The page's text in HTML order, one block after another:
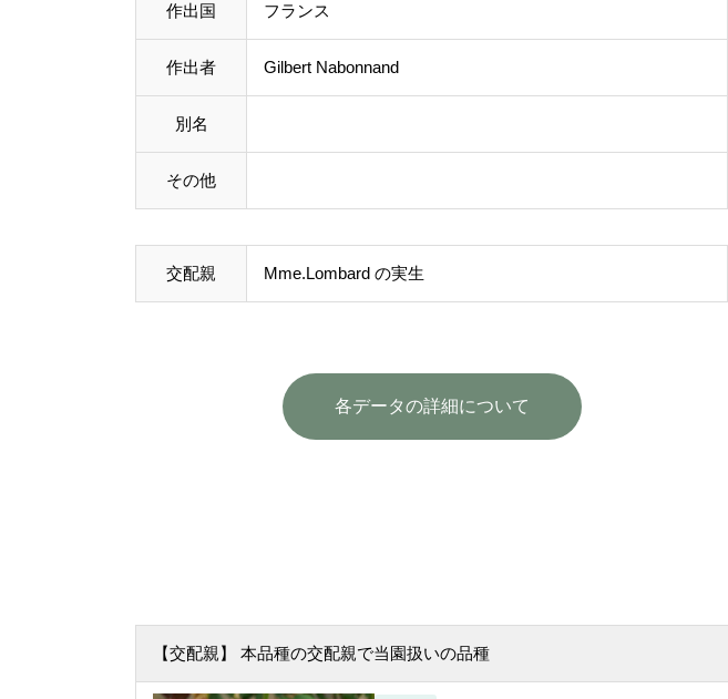
作出国 フランス
作出者 Gilbert Nabonnand
別名
その他
交配親 Mme.Lombard の実生
各データの詳細について
【交配親】 本品種の交配親で当園扱いの品種